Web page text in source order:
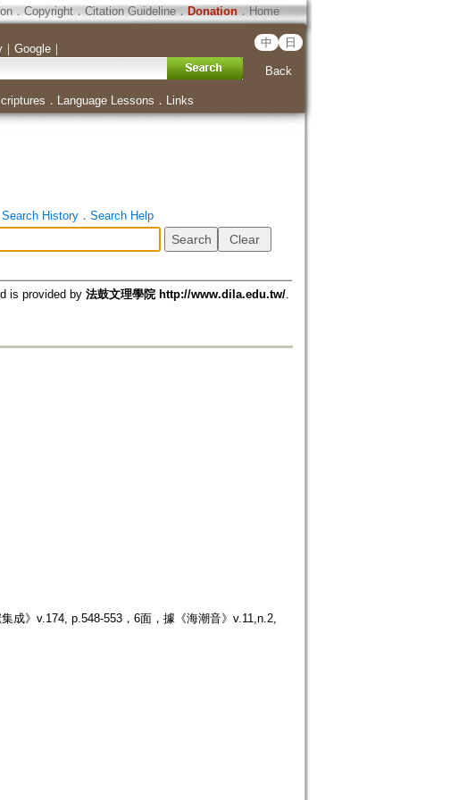
．Copyright．Citation Guideline． Donation．Home
｜ Google｜ 中 日
Back
． Language Lessons ． Links
Search History． Search Help
is provided by 法鼓文理學院 http://www.dila.edu.tw/.
成》v.174, p.548-553，6面，據《海潮音》v.11,n.2,